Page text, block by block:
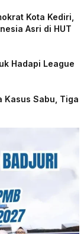
Kota Kediri,
Asri di HUT
Hadapi League
Kasus Sabu, Tiga